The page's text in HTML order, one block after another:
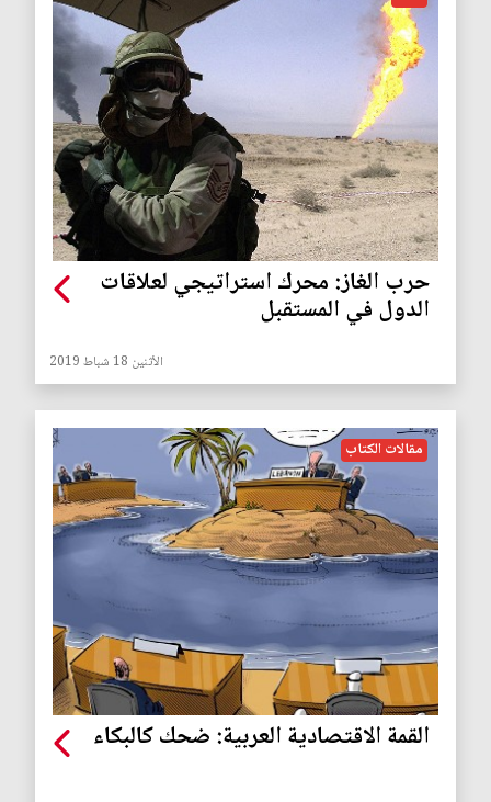
حرب الغاز: محرك استراتيجي لعلاقات
الدول في المستقبل
الأثنين 18 شباط 2019
مقالات الكتاب
القمة الاقتصادية العربية: ضحك كالبكاء